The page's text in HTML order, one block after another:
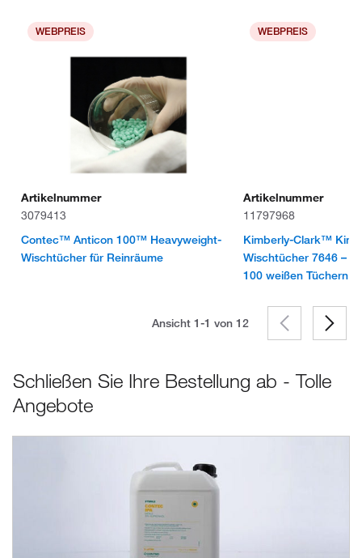
WEBPREIS
Artikelnummer
3079413
Contec™ Anticon 100™ Heavyweight-
Wischtücher für Reinräume
WEBPREIS
Artikelnummer
11797968
Kimberly-Clark™
Wischtücher 7646 – 5
100 weißen Tüchern
Ansicht 1-1 von 12
Schließen Sie Ihre Bestellung ab - Tolle
Angebote